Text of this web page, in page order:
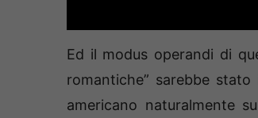
Ed il modus operandi di
romantiche” sarebbe
americano naturalmente